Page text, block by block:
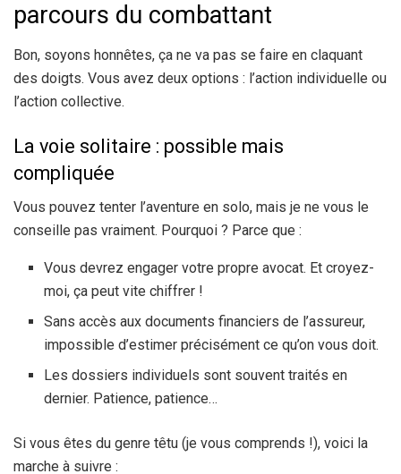
parcours du combattant
Bon, soyons honnêtes, ça ne va pas se faire en claquant
des doigts. Vous avez deux options : l’action individuelle ou
l’action collective.
La voie solitaire : possible mais
compliquée
Vous pouvez tenter l’aventure en solo, mais je ne vous le
conseille pas vraiment. Pourquoi ? Parce que :
Vous devrez engager votre propre avocat. Et croyez-
moi, ça peut vite chiffrer !
Sans accès aux documents financiers de l’assureur,
impossible d’estimer précisément ce qu’on vous doit.
Les dossiers individuels sont souvent traités en
dernier. Patience, patience…
Si vous êtes du genre têtu (je vous comprends !), voici la
marche à suivre :